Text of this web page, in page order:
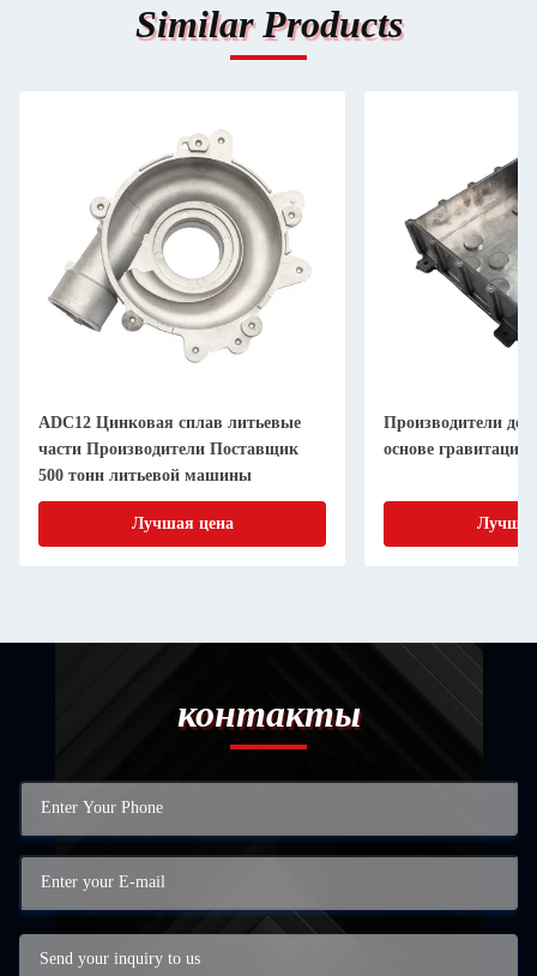
Similar Products
ADC12 Цинковая сплав литьевые
части Производители Поставщик
500 тонн литьевой машины
Лучшая цена
Производители
основе гравитации
контакты